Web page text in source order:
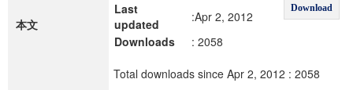
本文
Download
Last
updated
:Apr 2, 2012
Downloads
: 2058
Total downloads since Apr 2, 2012 : 2058